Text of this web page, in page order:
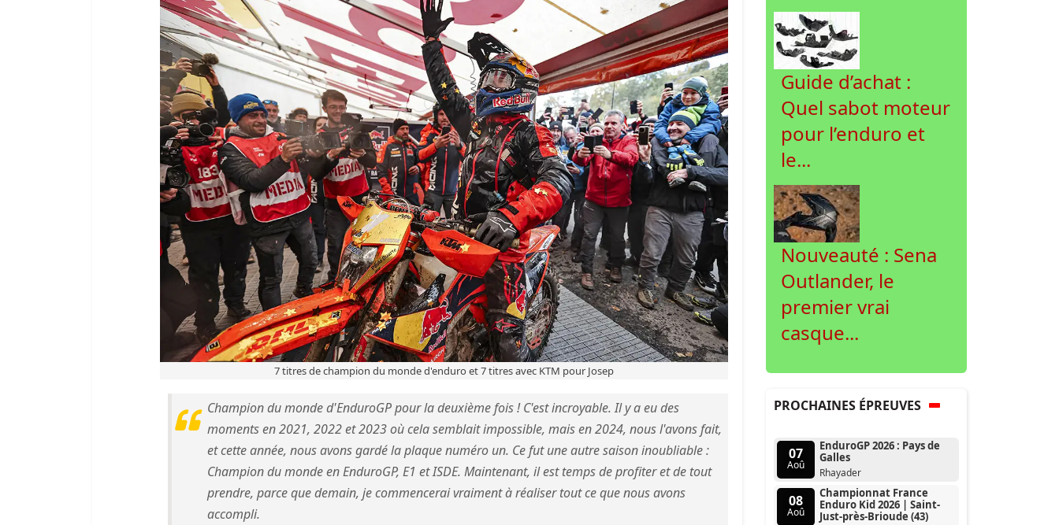
7 titres de champion du monde d'enduro et 7 titres avec KTM pour Josep
Champion du monde d'EnduroGP pour la deuxième fois ! C'est incroyable. Il y a eu des
moments en 2021, 2022 et 2023 où cela semblait impossible, mais en 2024, nous l'avons fait,
et cette année, nous avons gardé la plaque numéro un. Ce fut une autre saison inoubliable :
Champion du monde en EnduroGP, E1 et ISDE. Maintenant, il est temps de profiter et de tout
prendre, parce que demain, je commencerai vraiment à réaliser tout ce que nous avons
accompli.
Guide d’achat :
Quel sabot moteur
pour l’enduro et
le...
Nouveauté : Sena
Outlander, le
premier vrai
casque...
PROCHAINES ÉPREUVES
07
Aoû
EnduroGP 2026 : Pays de
Galles
Rhayader
08
Aoû
Championnat France
Enduro Kid 2026 | Saint-
Just-près-Brioude (43)